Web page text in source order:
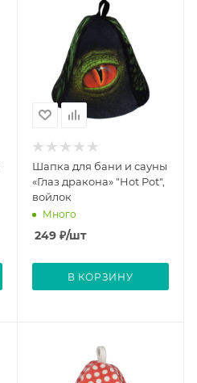
Шапка для бани и сауны
«Глаз дракона» "Hot Pot",
войлок
Много
249₽/шт
В КОРЗИНУ